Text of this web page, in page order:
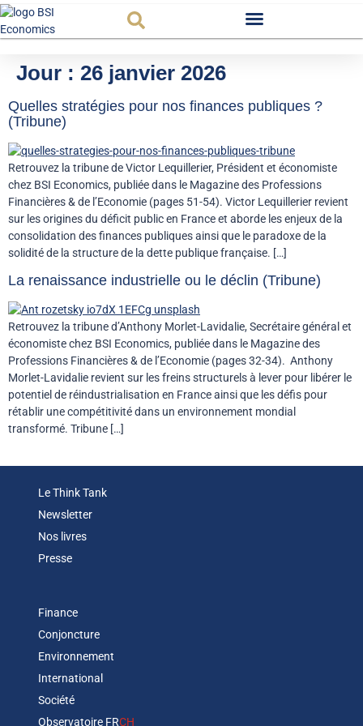
Jour : 26 janvier 2026
Quelles stratégies pour nos finances publiques ?
(Tribune)
Retrouvez la tribune de Victor Lequillerier, Président et économiste
chez BSI Economics, publiée dans le Magazine des Professions
Financières & de l’Economie (pages 51-54). Victor Lequillerier revient
sur les origines du déficit public en France et aborde les enjeux de la
consolidation des finances publiques ainsi que le paradoxe de la
solidité de la structure de la dette publique française. […]
La renaissance industrielle ou le déclin (Tribune)
Retrouvez la tribune d’Anthony Morlet-Lavidalie, Secrétaire général et
économiste chez BSI Economics, publiée dans le Magazine des
Professions Financières & de l’Economie (pages 32-34). Anthony
Morlet-Lavidalie revient sur les freins structurels à lever pour libérer le
potentiel de réindustrialisation en France ainsi que les défis pour
rétablir une compétitivité dans un environnement mondial
transformé. Tribune […]
Le Think Tank
Newsletter
Nos livres
Presse
Finance
Conjoncture
Environnement
International
Société
Observatoire FRCH